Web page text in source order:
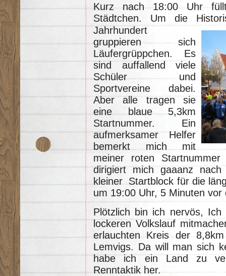
Kurz nach 18:00 Uhr
Städtchen. Um die
Jahrhundert
gruppieren sich
Läufergrüppchen. Es
sind auffallend viele
Schüler und
Sportvereine dabei.
Aber alle tragen sie
eine blaue 5,3km
Startnummer. Ein
aufmerksamer Helfer
bemerkt mich mit
meiner roten
dirigiert mich gaaanz
kleiner Startblock für die
um 19:00 Uhr, 5 Minuten
Plötzlich bin ich nervös,
lockeren Volkslauf
erlauchten Kreis der
Lemvigs. Da will man sich
habe ich ein Land zu
Renntaktik her.